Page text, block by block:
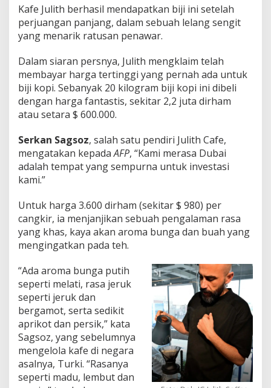
Kafe Julith berhasil mendapatkan biji ini setelah
perjuangan panjang, dalam sebuah lelang sengit
yang menarik ratusan penawar.
Dalam siaran persnya, Julith mengklaim telah
membayar harga tertinggi yang pernah ada untuk
biji kopi. Sebanyak 20 kilogram biji kopi ini dibeli
dengan harga fantastis, sekitar 2,2 juta dirham
atau setara $ 600.000.
Serkan Sagsoz, salah satu pendiri Julith Cafe,
mengatakan kepadaAFP, “Kami merasa Dubai
adalah tempat yang sempurna untuk investasi
kami.”
Untuk harga 3.600 dirham (sekitar $ 980) per
cangkir, ia menjanjikan sebuah pengalaman rasa
yang khas, kaya akan aroma bunga dan buah yang
mengingatkan pada teh.
“Ada aroma bunga putih
seperti melati, rasa jeruk
seperti jeruk dan
bergamot, serta sedikit
aprikot dan persik,” kata
Sagsoz, yang sebelumnya
mengelola kafe di negara
asalnya, Turki. “Rasanya
seperti madu, lembut dan